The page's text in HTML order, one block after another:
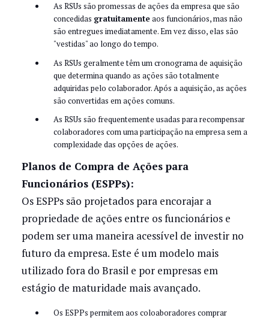
As RSUs são promessas de ações da empresa que são
concedidas gratuitamenteaos funcionários, mas não
são entregues imediatamente. Em vez disso, elas são
"vestidas" ao longo do tempo.
As RSUs geralmente têm um cronograma de aquisição
que determina quando as ações são totalmente
adquiridas pelo colaborador. Após a aquisição, as ações
são convertidas em ações comuns.
As RSUs são frequentemente usadas para recompensar
colaboradores com uma participação na empresa sem a
complexidade das opções de ações.
Planos de Compra de Ações para
Funcionários (ESPPs):
Os ESPPs são projetados para encorajar a
propriedade de ações entre os funcionários e
podem ser uma maneira acessível de investir no
futuro da empresa. Este é um modelo mais
utilizado fora do Brasil e por empresas em
estágio de maturidade mais avançado.
Os ESPPs permitem aos coloaboradores comprar